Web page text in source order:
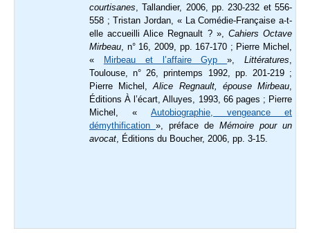
courtisanes , Tallandier, 2006, pp. 230-232 et 556-
558 ; Tristan Jordan, « La Comédie-Française a-t-
elle accueilli Alice Regnault ? », Cahiers Octave
Mirbeau , n° 16, 2009, pp. 167-170 ; Pierre Michel,
«
Mirbeau et l’affaire Gyp»,Littératures
Toulouse,n° 26, printemps 1992, pp. 201-219;
Pierre Michel,Alice Regnault, épouse Mirbeau
Éditions À l’écart, Alluyes, 1993, 66 pages ; Pierre
Michel, « Autobiographie, vengeance et
démythification », préface de Mémoire pour un
avocat , Éditions du Boucher, 2006, pp. 3-15